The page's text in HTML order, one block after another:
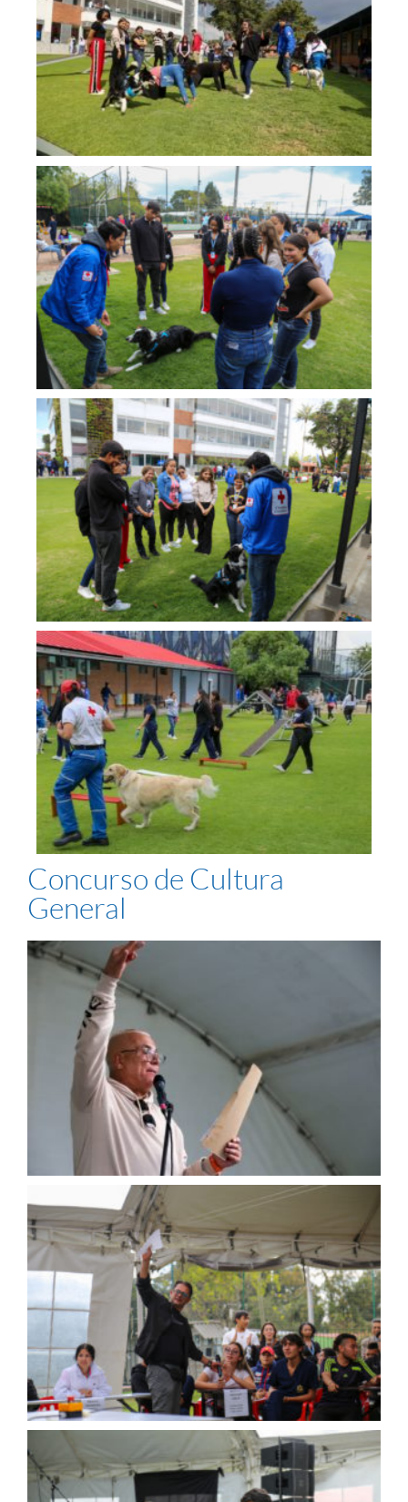
Concurso de Cultura
General